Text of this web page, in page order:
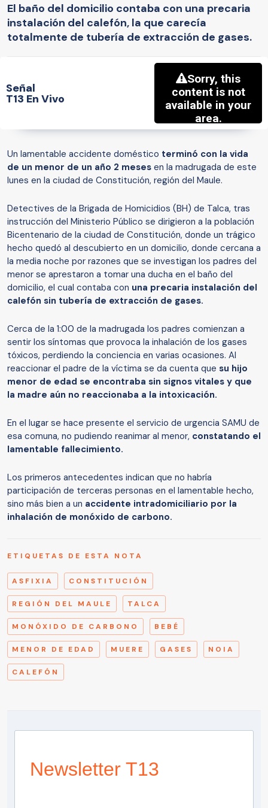
El baño del domicilio contaba con una precaria
instalación del calefón, la que carecía
totalmente de tubería de extracción de gases.
Señal
T13 En Vivo
Un lamentable accidente doméstico terminó con la vida
de un menor de un año 2 meses en la madrugada de este
lunes en la ciudad de Constitución, región del Maule.
Detectives de la Brigada de Homicidios (BH) de Talca, tras
instrucción del Ministerio Público se dirigieron a la población
Bicentenario de la ciudad de Constitución, donde un trágico
hecho quedó al descubierto en un domicilio, donde cercana a
la media noche por razones que se investigan los padres del
menor se aprestaron a tomar una ducha en el baño del
domicilio, el cual contaba con una precaria instalación del
calefón sin tubería de extracción de gases.
Cerca de la 1:00 de la madrugada los padres comienzan a
sentir los síntomas que provoca la inhalación de los gases
tóxicos, perdiendo la conciencia en varias ocasiones. Al
reaccionar el padre de la víctima se da cuenta que su hijo
menor de edad se encontraba sin signos vitales y que
la madre aún no reaccionaba a la intoxicación.
En el lugar se hace presente el servicio de urgencia SAMU de
esa comuna, no pudiendo reanimar al menor, constatando el
lamentable fallecimiento.
Los primeros antecedentes indican que no habría
participación de terceras personas en el lamentable hecho,
sino más bien a un accidente intradomiciliario por la
inhalación de monóxido de carbono.
ETIQUETAS DE ESTA NOTA
ASFIXIA CONSTITUCIÓN
REGIÓN DEL MAULE TALCA
MONÓXIDO DE CARBONO BEBÉ
MENOR DE EDAD MUERE GASES NOIA
CALEFÓN
Newsletter T13